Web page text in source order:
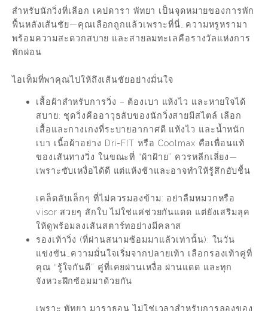
สำหรับนักวิ่งที่เลือก เคปดารา พัทยา เป็นจุดหมายของการพัก
ฟื้นหลังเส้นชัย—คุณเลือกถูกแล้วเพราะที่นี่…ความหรูหรามา
พร้อมความสะดวกสบาย และสายลมทะเลคือรางวัลแห่งการ
พักผ่อน
ไอเท็มที่พาคุณไปให้ถึงเส้นชัยอย่างมั่นใจ
เสื้อผ้าสำหรับการวิ่ง – ต้องเบา แห้งไว และหายใจได้
สบาย: ชุดวิ่งคืออาวุธลับของนักวิ่งสายมีสไตล์ เลือก
เสื้อและกางเกงที่ระบายอากาศดี แห้งไว และน้ำหนัก
เบา เนื้อผ้าอย่าง Dri-FIT หรือ Coolmax คือเพื่อนแท้
ของเส้นทางวิ่ง ในขณะที่ “ผ้าฝ้าย” ควรหลีกเลี่ยง—
เพราะซับเหงื่อได้ดี แต่แห้งช้าและอาจทำให้รู้สึกอับชื้น
เคล็ดลับเล็กๆ ที่ไม่ควรมองข้าม: อย่าลืมหมวกหรือ
visor สวยๆ สักใบ ไม่ใช่แค่ช่วยกันแดด แต่ยังเสริมลุค
ให้ดูพร้อมลงเส้นสตาร์ทอย่างมีคลาส
รองเท้าวิ่ง (ที่ผ่านสนามซ้อมมาแล้วเท่านั้น): ในวัน
แข่งขัน…ความมั่นใจเริ่มจากปลายเท้า เลือกรองเท้าคู่ที่
คุณ “รู้ใจกันดี” คู่ที่เคยผ่านเหงื่อ ผ่านแดด และทุก
จังหวะฝึกซ้อมมาด้วยกัน
เพราะ พัทยา มาราธอน ไม่ใช่เวลาสำหรับการลองของ